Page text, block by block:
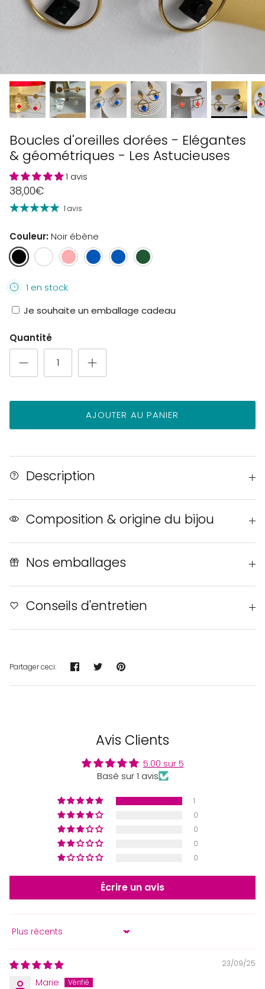
Boucles d'oreilles dorées - Elégantes
& géométriques - Les Astucieuses
1 avis
38,00€
1 avis
Couleur Noir ébène
Noir
ébène
Blanc
transparent
Rose
corail
Bleu
foncé
Bleu
roi
Vert
pin
1 en stock
Je souhaite un emballage cadeau
Quantité
AJOUTER AU PANIER
Description
Composition & origine du bijou
Nos emballages
Conseils d'entretien
Partager ceci: PartagerTweeterÉpingler
Avis Clients
5.00 sur 5
Basé sur 1 avis
1
0
0
0
0
Écrire un avis
Sort by
23/09/25
Marie